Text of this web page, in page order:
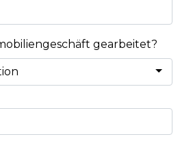
gearbeitet?